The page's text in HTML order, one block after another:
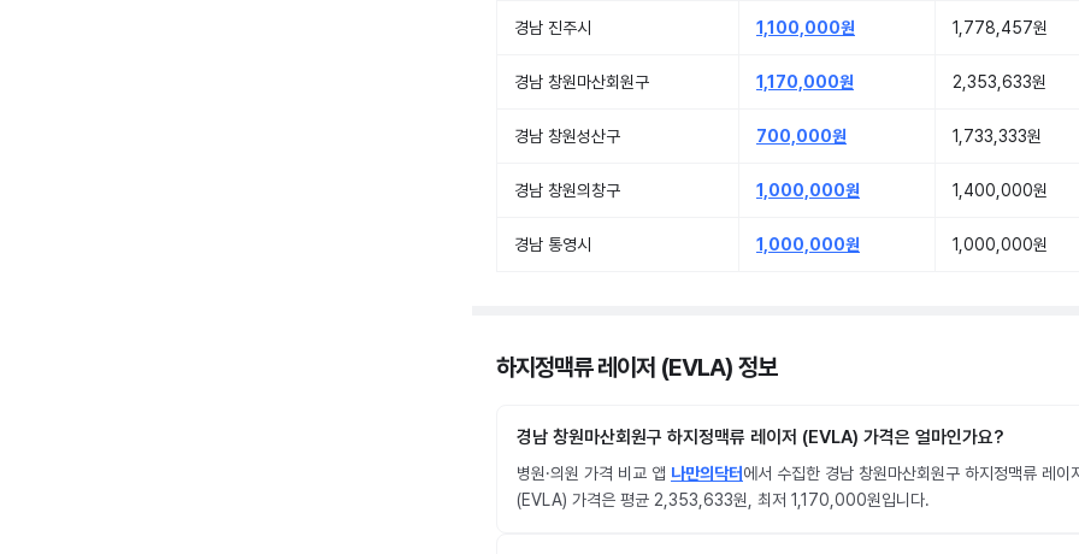
경남 진주시 1,100,000원 1,778,457원
경남 창원마산회원구 1,170,000원 2,353,633원
경남 창원성산구 700,000원 1,733,333원
경남 창원의창구 1,000,000원 1,400,000원
경남 통영시 1,000,000원 1,000,000원
하지정맥류 레이저 (EVLA) 정보
경남 창원마산회원구 하지정맥류 레이저 (EVLA) 가격은 얼마인가요?
병원·의원 가격 비교 앱 나만의닥터에서 수집한 경남 창원마산회원구 하지정맥류 레이
(EVLA) 가격은 평균 2,353,633원, 최저 1,170,000원입니다.